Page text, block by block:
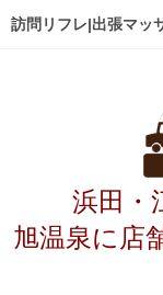
訪問リフレ|出張マッ
浜田・
旭温泉に店
店舗メニュー～旭サロ
お客様の声